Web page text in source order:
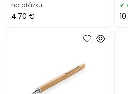
na otázku
4.70 €